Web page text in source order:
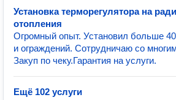
Установка терморегулятора на
отопления
Огромный опыт. Установил больше
и ограждений. Сотрудничаю со
Закуп по чеку.Гарантия на услуги.
Ещё 102 услуги